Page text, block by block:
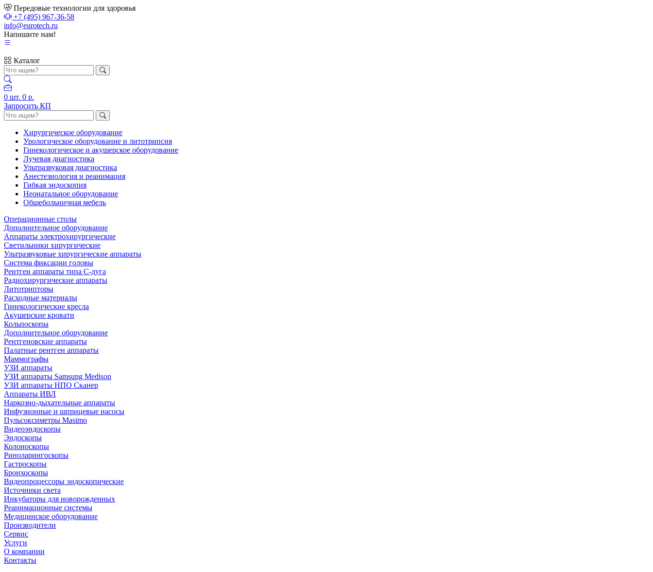
Передовые технологии для здоровья
+7 (495) 967-36-58
info@eurotech.ru
Напишите нам!
Каталог
0 шт. 0 р.
Запросить КП
Хирургическое оборудование
Урологическое оборудование и литотрипсия
Гинекологическое и акушерское оборудование
Лучевая диагностика
Ультразвуковая диагностика
Анестезиология и реанимация
Гибкая эндоскопия
Неонатальное оборудование
Общебольничная мебель
Операционные столы
Дополнительное оборудование
Аппараты электрохирургические
Светильники хирургические
Ультразвуковые хирургические аппараты
Система фиксации головы
Рентген аппараты типа С-дуга
Радиохирургические аппараты
Литотрипторы
Расходные материалы
Гинекологические кресла
Акушерские кровати
Кольпоскопы
Дополнительное оборудование
Рентгеновские аппараты
Палатные рентген аппараты
Маммографы
УЗИ аппараты
УЗИ аппараты Samsung Medison
УЗИ аппараты НПО Сканер
Аппараты ИВЛ
Наркозно-дыхательные аппараты
Инфузионные и шприцевые насосы
Пульсоксиметры Masimo
Видеоэндоскопы
Эндоскопы
Колоноскопы
Риноларингоскопы
Гастроскопы
Бронхоскопы
Видеопроцессоры эндоскопические
Источники света
Инкубаторы для новорожденных
Реанимационные системы
Медицинское оборудование
Производители
Сервис
Услуги
О компании
Контакты